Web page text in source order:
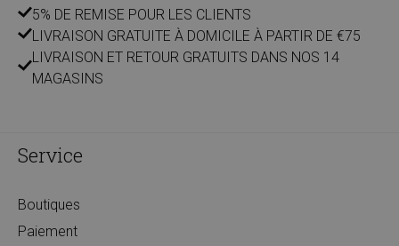
5% DE REMISE POUR LES CLIENTS
LIVRAISON GRATUITE À DOMICILE À PARTIR DE €75
LIVRAISON ET RETOUR GRATUITS DANS NOS 14
MAGASINS
Service
Boutiques
Paiement